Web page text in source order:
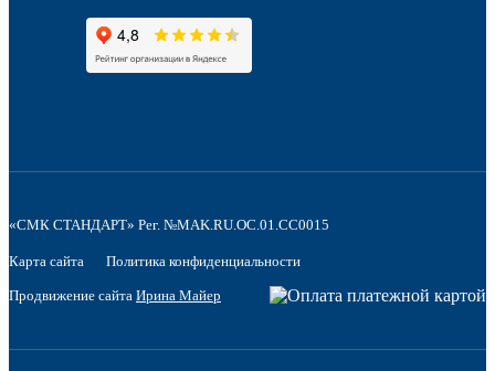
«СМК СТАНДАРТ» Рег. №MAK.RU.OC.01.CC0015
Карта сайта Политика конфиденциальности
Продвижение сайта Ирина Майер